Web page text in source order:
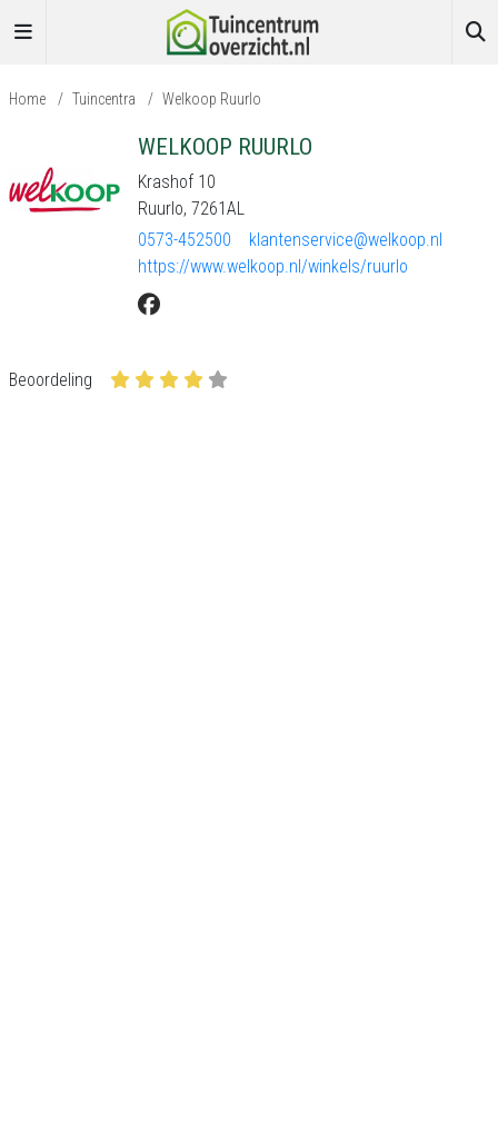
Home / Tuincentra / Welkoop Ruurlo
WELKOOP RUURLO
Krashof 10
Ruurlo, 7261AL
0573-452500
klantenservice@welkoop.nl
https://www.welkoop.nl/winkels/ruurlo
Beoordeling